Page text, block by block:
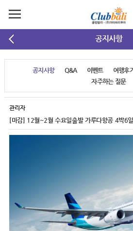
공지사항
공지사항 Q&A 이벤트 여행후기
자주하는 질문
관리자
[마감] 12월~2월 수요일출발 가루다항공 4박6